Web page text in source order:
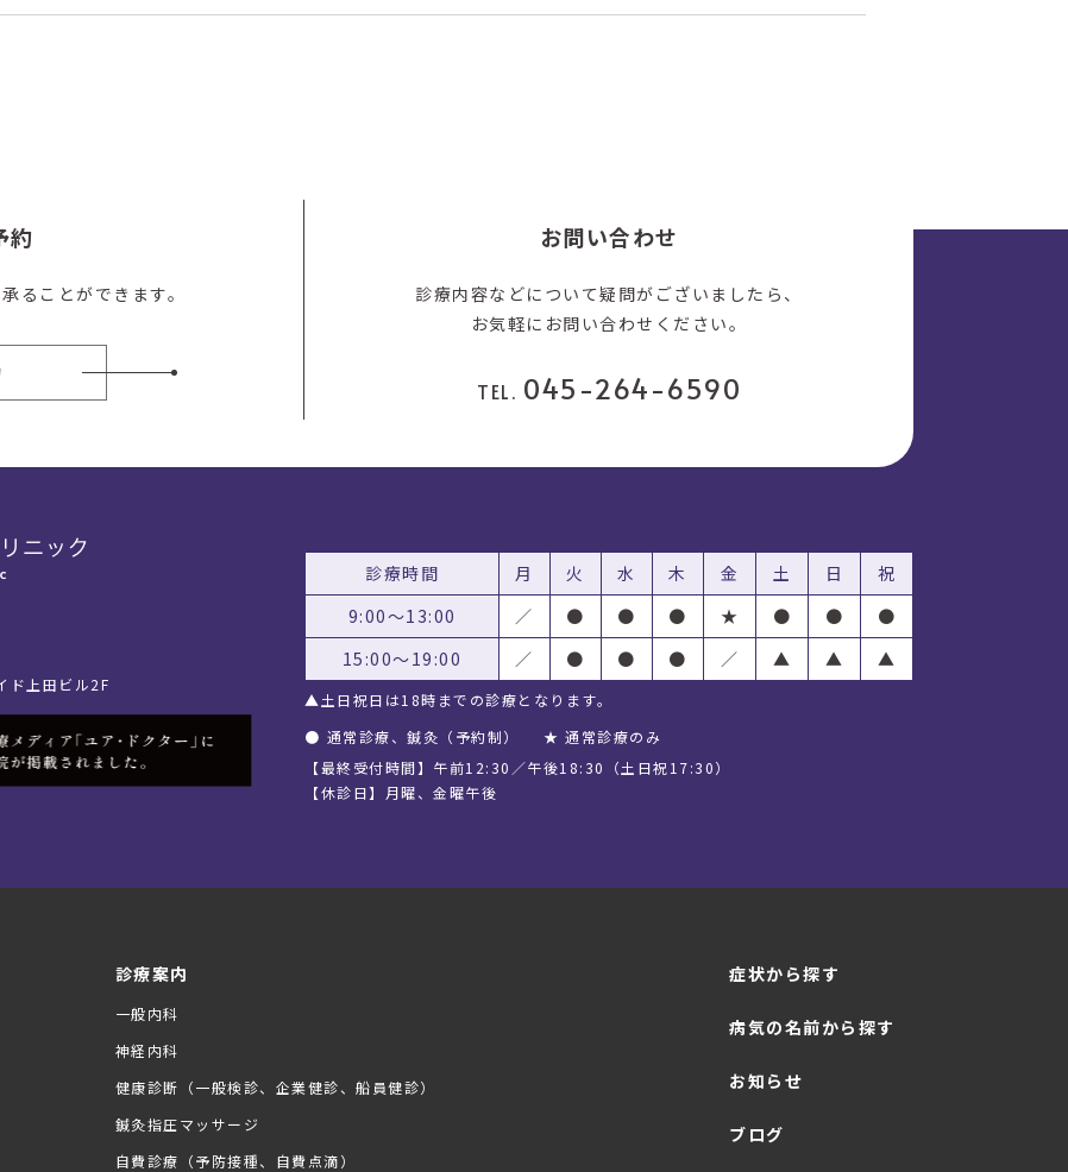
約
ることができます。
お問い合わせ
診療内容などについて疑問がございましたら、
お気軽にお問い合わせください。
TEL. 045-264-6590
ド上田ビル2F
診療時間 月 火 水 木 金 土 日
祝
9:00〜13:00
／ ● ● ● ★ ● ●
●
15:00〜19:00
／ ● ● ● ／ ▲ ▲ ▲
▲土日祝日は18時までの診療となります。
● 通常診療、鍼灸（予約制） ★ 通常診療のみ
【最終受付時間】午前12:30／午後18:30（土日祝17:30）
【休診日】月曜、金曜午後
診療案内
一般内科
神経内科
健康診断（一般検診、企業健診、船員健診）
鍼灸指圧マッサージ
自費診療（予防接種、自費点滴）
症状から探す
病気の名前から探す
お知らせ
ブログ